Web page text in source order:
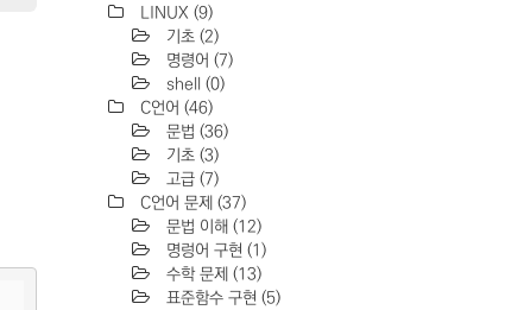
LINUX (9)
기초 (2)
명령어 (7)
shell (0)
C언어 (46)
문법 (36)
기초 (3)
고급 (7)
C언어 문제 (37)
문법 이해 (12)
명렁어 구현 (1)
수학 문제 (13)
표준함수 구현 (5)